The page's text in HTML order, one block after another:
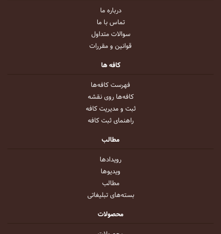
درباره ما
تماس با ما
سوالات متداول
قوانین و مقررات
کافه ها
فهرست کافه‌ها
کافه‌ها روی نقشه
ثبت و مدیریت کافه
راهنمای ثبت کافه
مطالب
رویداد‌ها
ویدیو‌ها
مطالب
بسته‌های تبلیغاتی
محصولات